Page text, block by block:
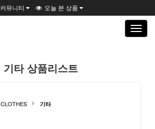
커뮤니티 오늘 본 상품
Toggle
기타 상품리스트
CLOTHES 기타